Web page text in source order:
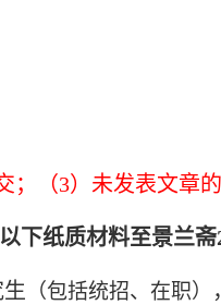
（3）未发表文章的
下纸质材料至景兰斋
（包括统招、在职）